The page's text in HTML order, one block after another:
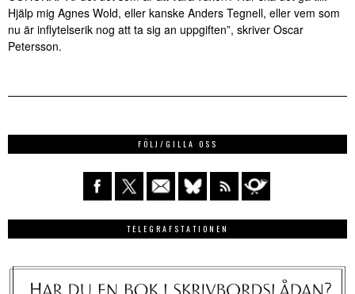
Hjälp mig Agnes Wold, eller kanske Anders Tegnell, eller vem som
nu är inflytelserik nog att ta sig an uppgiften”, skriver Oscar
Petersson.
FÖLJ/GILLA OSS
TELEGRAFSTATIONEN